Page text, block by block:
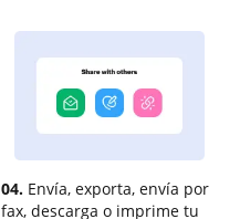
04. Envía, exporta, envía por
fax, descarga o imprime tu